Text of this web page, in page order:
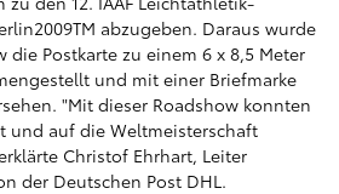
abzugeben. Daraus wurde
die Postkarte zu einem 6 x 8,5 Meter
und mit einer Briefmarke
"Mit dieser Roadshow konnten
und auf die Weltmeisterschaft
Christof Ehrhart, Leiter
der Deutschen Post DHL.